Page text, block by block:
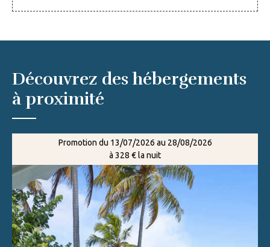
Découvrez des hébergements
à proximité
Promotion du 13/07/2026 au 28/08/2026
à 328 € la nuit